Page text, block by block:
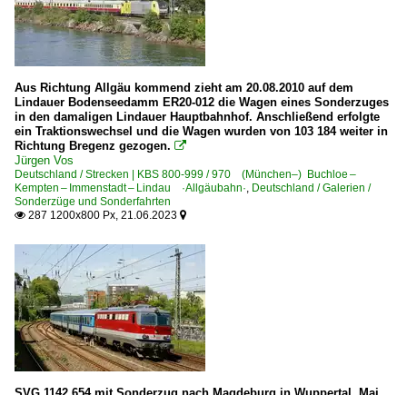
Aus Richtung Allgäu kommend zieht am 20.08.2010 auf dem
Lindauer Bodenseedamm ER20-012 die Wagen eines Sonderzuges
in den damaligen Lindauer Hauptbahnhof. Anschließend erfolgte
ein Traktionswechsel und die Wagen wurden von 103 184 weiter in
Richtung Bregenz gezogen. 
Jürgen Vos
Deutschland / Strecken | KBS 800-999 / 970 (München–) Buchloe –
Kempten – Immenstadt – Lindau ·Allgäubahn·, Deutschland / Galerien /
Sonderzüge und Sonderfahrten
 287 1200x800 Px, 21.06.2023 